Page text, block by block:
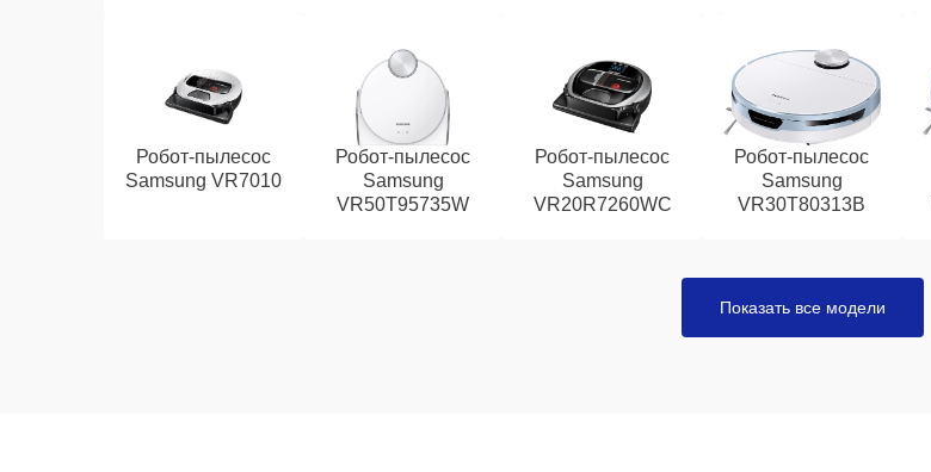
Робот-пылесос
Samsung VR7010
Робот-пылесос
Samsung
VR50T95735W
Робот-пылесос
Samsung
VR20R7260WC
Робот-пылесос
Samsung
VR30T80313B
Показать все модели